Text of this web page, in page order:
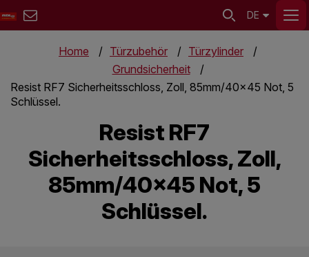
DE
Home Türzubehör
Türzylinder
Grundsicherheit
Resist RF7 Sicherheitsschloss, Zoll, 85mm/40x45 Not, 5
Schlüssel.
Resist RF7
Sicherheitsschloss, Zoll,
85mm/40x45 Not, 5
Schlüssel.